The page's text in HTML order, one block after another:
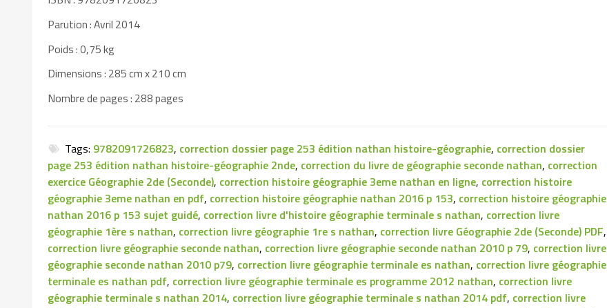
Parution : Avril 2014
Poids : 0,75 kg
Dimensions : 285 cm x 210 cm
Nombre de pages : 288 pages
Tags: 9782091726823, correction dossier page 253 édition nathan histoire-géographie, correction dossier
page 253 édition nathan histoire-géographie 2nde, correction du livre de géographie seconde nathan, correction
exercice Géographie 2de (Seconde), correction histoire géographie 3eme nathan en ligne, correction histoire
géographie 3eme nathan en pdf, correction histoire géographie nathan 2016 p 153, correction histoire géographie
nathan 2016 p 153 sujet guidé, correction livre d'histoire géographie terminale s nathan, correction livre
géographie 1ère s nathan, correction livre géographie 1re s nathan, correction livre Géographie 2de (Seconde) PDF,
correction livre géographie seconde nathan, correction livre géographie seconde nathan 2010 p 79, correction livre
géographie seconde nathan 2010 p79, correction livre géographie terminale es nathan, correction livre géographie
terminale es nathan pdf, correction livre géographie terminale es programme 2012 nathan, correction livre
géographie terminale s nathan 2014, correction livre géographie terminale s nathan 2014 pdf, correction livre